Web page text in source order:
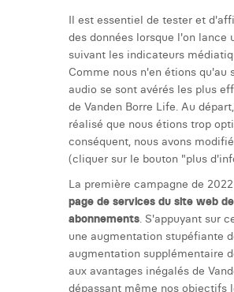
Il est essentiel de tester et
des données lorsque l'on lance
suivant les indicateurs
Comme nous n'en étions
audio se sont avérés les plus
de Vanden Borre Life. Au
réalisé que nous étions trop
conséquent, nous avons
(cliquer sur le bouton "plus
La première campagne de
page de services du site web
abonnements. S'appuyant sur
une augmentation stupéfiante
augmentation supplémentaire
aux avantages inégalés de
dépassant même nos objectifs